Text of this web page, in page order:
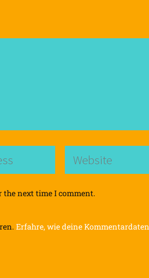
the next time I comment.
Erfahre, wie deine Kommentardaten